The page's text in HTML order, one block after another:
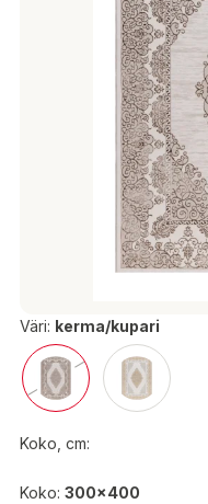
Väri: kerma/kupari
Koko, cm:
Koko: 300x400